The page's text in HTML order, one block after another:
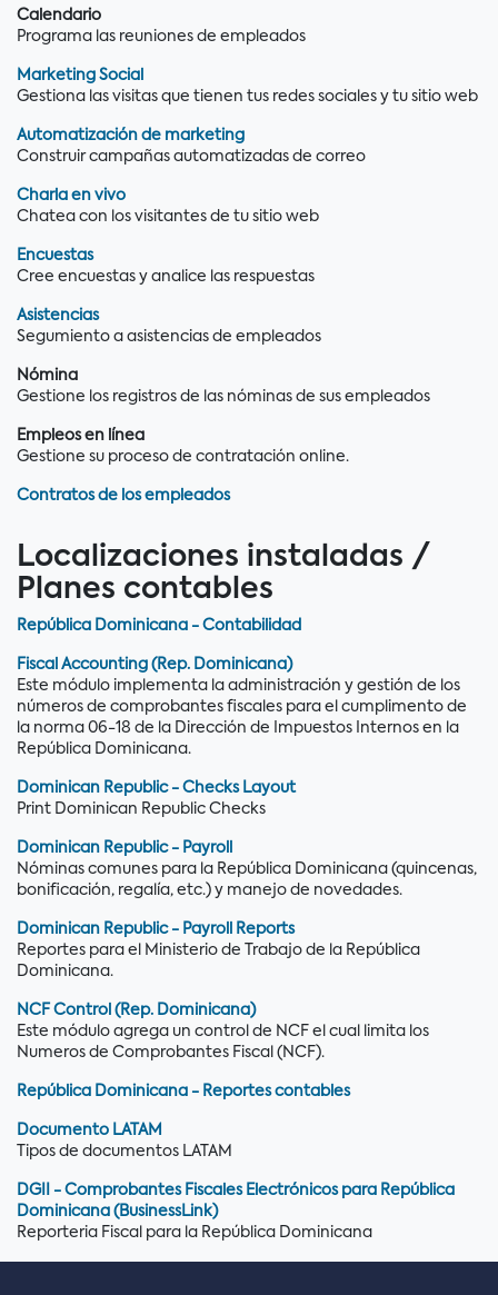
Calendario
Programa las reuniones de empleados
Marketing Social
Gestiona las visitas que tienen tus redes sociales y tu sitio web
Automatización de marketing
Construir campañas automatizadas de correo
Charla en vivo
Chatea con los visitantes de tu sitio web
Encuestas
Cree encuestas y analice las respuestas
Asistencias
Segumiento a asistencias de empleados
Nómina
Gestione los registros de las nóminas de sus empleados
Empleos en línea
Gestione su proceso de contratación online.
Contratos de los empleados
Localizaciones instaladas /
Planes contables
República Dominicana - Contabilidad
Fiscal Accounting (Rep. Dominicana)
Este módulo implementa la administración y gestión de los
números de comprobantes fiscales para el cumplimento de
la norma 06-18 de la Dirección de Impuestos Internos en la
República Dominicana.
Dominican Republic - Checks Layout
Print Dominican Republic Checks
Dominican Republic - Payroll
Nóminas comunes para la República Dominicana (quincenas,
bonificación, regalía, etc.) y manejo de novedades.
Dominican Republic - Payroll Reports
Reportes para el Ministerio de Trabajo de la República
Dominicana.
NCF Control (Rep. Dominicana)
Este módulo agrega un control de NCF el cual limita los
Numeros de Comprobantes Fiscal (NCF).
República Dominicana - Reportes contables
Documento LATAM
Tipos de documentos LATAM
DGII - Comprobantes Fiscales Electrónicos para República
Dominicana (BusinessLink)
Reporteria Fiscal para la República Dominicana